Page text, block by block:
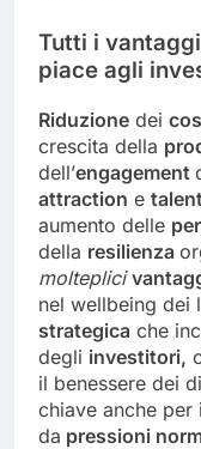
Tutti i
piace agli
Riduzione dei
crescita della
dell’engagement
attraction e
aumento delle
della resilienza
molteplici
nel wellbeing dei
strategica che
degli investitori,
il benessere dei
chiave anche per
da pressioni